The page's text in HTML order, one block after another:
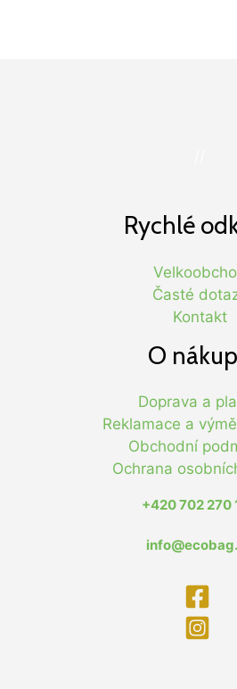
Rychlé
Časté
Kontakt
O
Doprava a
Reklamace a
Obchodní
Ochrana
+420 702 270